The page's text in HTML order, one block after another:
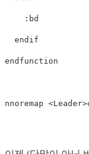
: bd
endif
endfunction
nnoremap <Leader>